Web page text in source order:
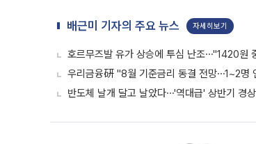
배근미 기자의 주요 뉴스 자세히보기
호르무즈발 유가 상승에 투심 난조⋯"1420원
우리금융硏 "8월 기준금리 동결 전망⋯1~2명
반도체 날개 달고 날았다⋯'역대급' 상반기 경